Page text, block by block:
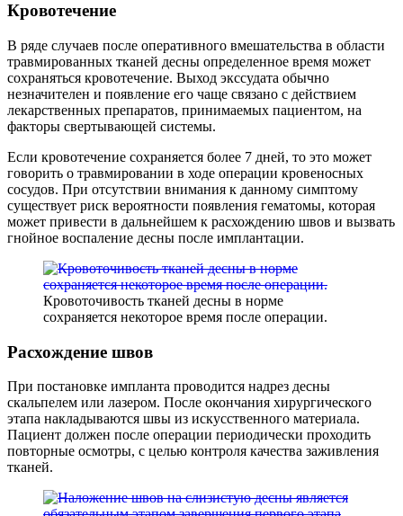
Кровотечение
В ряде случаев после оперативного вмешательства в области
травмированных тканей десны определенное время может
сохраняться кровотечение. Выход экссудата обычно
незначителен и появление его чаще связано с действием
лекарственных препаратов, принимаемых пациентом, на
факторы свертывающей системы.
Если кровотечение сохраняется более 7 дней, то это может
говорить о травмировании в ходе операции кровеносных
сосудов. При отсутствии внимания к данному симптому
существует риск вероятности появления гематомы, которая
может привести в дальнейшем к расхождению швов и вызвать
гнойное воспаление десны после имплантации.
Кровоточивость тканей десны в норме
сохраняется некоторое время после операции.
Расхождение швов
При постановке импланта проводится надрез десны
скальпелем или лазером. После окончания хирургического
этапа накладываются швы из искусственного материала.
Пациент должен после операции периодически проходить
повторные осмотры, с целью контроля качества заживления
тканей.